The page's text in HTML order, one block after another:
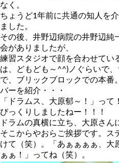
なく。
ちょうど1年前に共通の知人を
ました。
その後、井野辺病院の井野辺純
会がありましたが、
練習スタジオで顔を合わせてい
は、どもども～^^)ノぐらいで、
で、ブリックブロックでの本番
バーを紹介・・・
「ドラムス、大原郁～！」って！
びっくりしましたねー！！！
ドラムの真横に立ち、大原さん
そこからやおらご挨拶です。ス
けて（笑）。「あぁぁぁぁ、大
ぁぁ！」ってね（笑）。